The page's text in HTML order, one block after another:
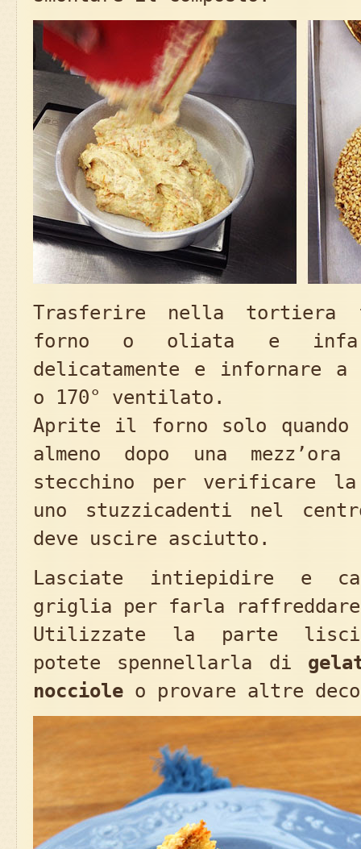
Trasferire nella tortiera
forno o oliata e
delicatamente e infornare
o 170° ventilato.
Aprite il forno solo quando
almeno dopo una
stecchino per verificare
uno stuzzicadenti nel
deve uscire asciutto.
Lasciate intiepidire e
griglia per farla raffreddare
Utilizzate la parte
potete spennellarla di
nocciole o provare altre